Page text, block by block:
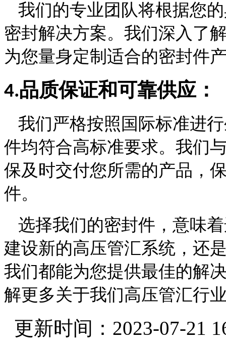
我们的专业团队将根据您
密封解决方案。我们深入了
为您量身定制适合的密封件
4.品质保证和可靠供应：
我们严格按照国际标准进
件均符合高标准要求。我们
保及时交付您所需的产品，
件。
选择我们的密封件，意味
建设新的高压管汇系统，还
我们都能为您提供最佳的解
解更多关于我们高压管汇行
更新时间：2023-07-21